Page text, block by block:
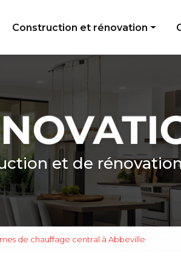
Construction et rénovation
Plomberie
Revêtement de sol
et de
de chauffage central à Abbeville